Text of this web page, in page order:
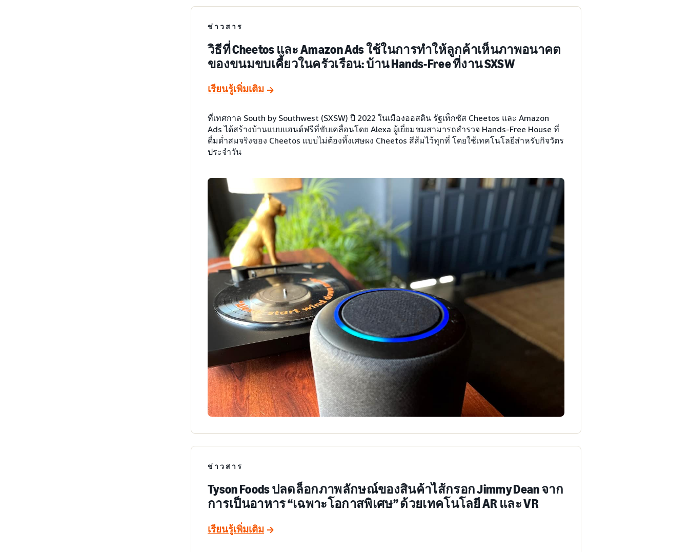
ข่าวสาร
วิธีที่ Cheetos และ Amazon Ads ใช้ในการทำให้ลูกค้าเห็นภาพอนาคต
ของขนมขบเคี้ยวในครัวเรือน: บ้าน Hands-Free ที่งาน SXSW
เรียนรู้เพิ่มเติม
ที่เทศกาล South by Southwest (SXSW) ปี 2022 ในเมืองออสติน รัฐเท็กซัส Cheetos และ Amazon
Ads ได้สร้างบ้านแบบแฮนด์ฟรีที่ขับเคลื่อนโดย Alexa ผู้เยี่ยมชมสามารถสำรวจ Hands-Free House ที่
ดื่มด่ำสมจริงของ Cheetos แบบไม่ต้องทิ้งเศษผง Cheetos สีส้มไว้ทุกที่ โดยใช้เทคโนโลยีสำหรับกิจวัตร
ประจำวัน
ข่าวสาร
Tyson Foods ปลดล็อกภาพลักษณ์ของสินค้าไส้กรอก Jimmy Dean จาก
การเป็นอาหาร “เฉพาะโอกาสพิเศษ” ด้วยเทคโนโลยี AR และ VR
เรียนรู้เพิ่มเติม